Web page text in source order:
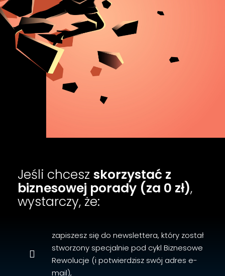
Jeśli chcesz skorzystać z
biznesowej porady (za 0 zł),
wystarczy, że:
zapiszesz się do newslettera, który został
stworzony specjalnie pod cykl Biznesowe
Rewolucje (i potwierdzisz swój adres e-
mail),